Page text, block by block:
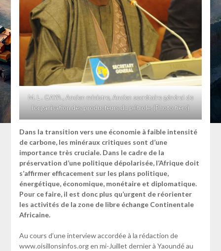
M. L . GAYA , Ancien ministre, Ancien secrétaire général de
l’organisation des producteurs du pétrole. (Photo tiers)
Dans la transition vers une économie à faible intensité
de carbone, les minéraux critiques sont d’une
importance très cruciale. Dans le cadre de la
préservation d’une politique dépolarisée, l’Afrique doit
s’affirmer efficacement sur les plans politique,
énergétique, économique, monétaire et diplomatique.
Pour ce faire, il est donc plus qu’urgent de réorienter
les activités de la zone de libre échange Continentale
Africaine.
Au cours d’une interview accordée à la rédaction de
www.oisillonsinfos.org en mi-Juillet dernier à Yaoundé au